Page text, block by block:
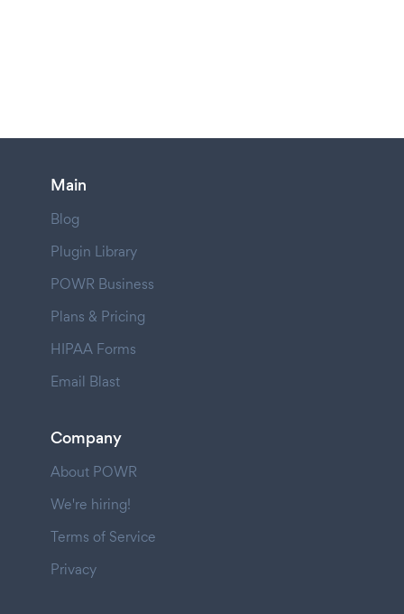
Main
Blog
Plugin Library
POWR Business
Plans & Pricing
HIPAA Forms
Email Blast
Company
About POWR
We're hiring!
Terms of Service
Privacy